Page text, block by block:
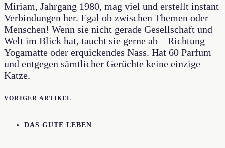
Miriam, Jahrgang 1980, mag viel und erstellt instant
Verbindungen her. Egal ob zwischen Themen oder
Menschen! Wenn sie nicht gerade Gesellschaft und
Welt im Blick hat, taucht sie gerne ab – Richtung
Yogamatte oder erquickendes Nass. Hat 60 Parfum
und entgegen sämtlicher Gerüchte keine einzige
Katze.
VORIGER ARTIKEL
DAS GUTE LEBEN